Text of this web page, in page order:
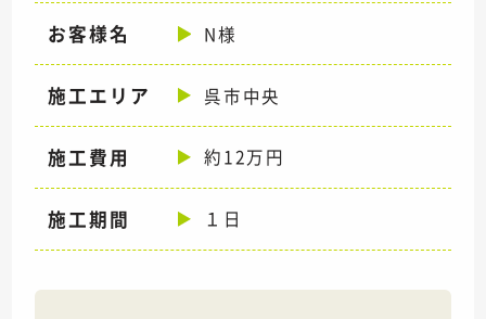
お客様名 N様
施工エリア 呉市中央
施工費用 約12万円
施工期間 １日